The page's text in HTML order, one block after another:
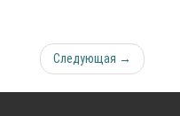
Следующая →